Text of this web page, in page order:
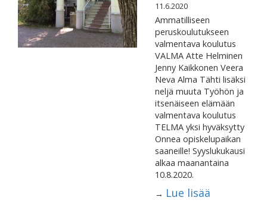
11.6.2020
Ammatilliseen
peruskoulutukseen
valmentava koulutus
VALMA Atte Helminen
Jenny Kaikkonen Veera
Neva Alma Tähti lisäksi
neljä muuta Työhön ja
itsenäiseen elämään
valmentava koulutus
TELMA yksi hyväksytty
Onnea opiskelupaikan
saaneille! Syyslukukausi
alkaa maanantaina
10.8.2020.
→ Lue lisää